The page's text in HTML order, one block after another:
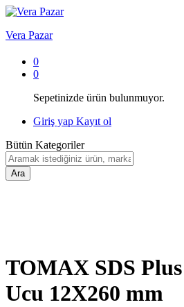
Vera Pazar
0
0
Sepetinizde ürün bulunmuyor.
Giriş yap Kayıt ol
Bütün Kategoriler
Ara
TOMAX SDS
Ucu 12X260 mm